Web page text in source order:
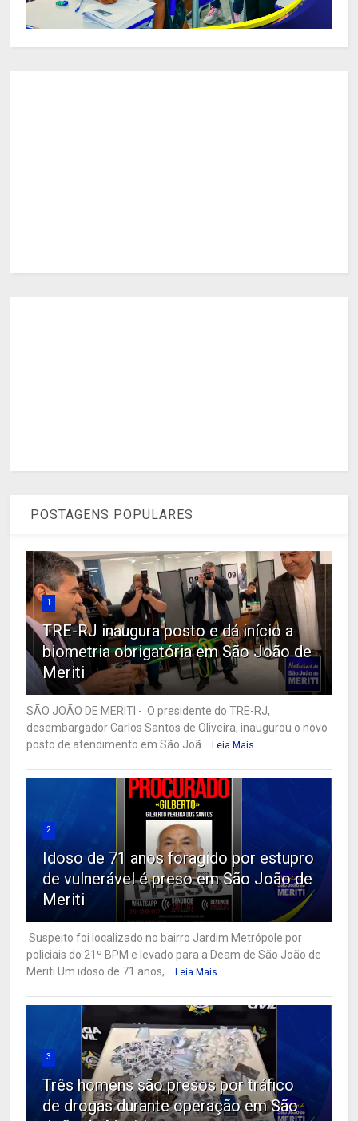
POSTAGENS POPULARES
1
TRE-RJ inaugura posto e dá início a
biometria obrigatória em São João de
Meriti
SÃO JOÃO DE MERITI - O presidente do TRE-RJ,
desembargador Carlos Santos de Oliveira, inaugurou o novo
posto de atendimento em São Joã... Leia Mais
2
Idoso de 71 anos foragido por estupro
de vulnerável é preso em São João de
Meriti
Suspeito foi localizado no bairro Jardim Metrópole por
policiais do 21º BPM e levado para a Deam de São João de
Meriti Um idoso de 71 anos,... Leia Mais
3
Três homens são presos por tráfico
de drogas durante operação em São